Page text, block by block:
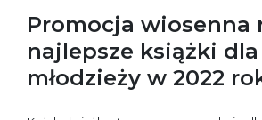
Promocja wiosenna
najlepsze książki
młodzieży w 2022